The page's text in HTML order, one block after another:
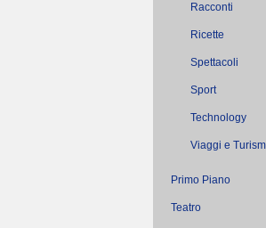
Racconti
Ricette
Spettacoli
Sport
Technology
Viaggi e
Primo Piano
Teatro